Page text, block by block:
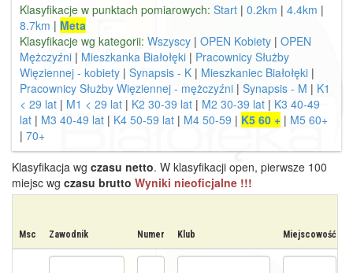
Klasyfikacje w punktach pomiarowych: Start | 0.2km | 4.4km |
8.7km | Meta
Klasyfikacje wg kategorii: Wszyscy | OPEN Kobiety | OPEN
Mężczyźni | Mieszkanka Białołęki | Pracownicy Służby
Więziennej - kobiety | Synapsis - K | Mieszkaniec Białołęki |
Pracownicy Służby Więziennej - mężczyźni | Synapsis - M | K1
< 29 lat | M1 < 29 lat | K2 30-39 lat | M2 30-39 lat | K3 40-49
lat | M3 40-49 lat | K4 50-59 lat | M4 50-59 | K5 60 + | M5 60+
| 70+
Klasyfikacja wg czasu netto. W klasyfikacji open, pierwsze 100
miejsc wg czasu brutto Wyniki nieoficjalne !!!
Msc Zawodnik Numer Klub Miejscowość